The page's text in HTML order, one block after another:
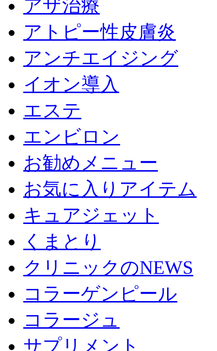
アザ治療
アトピー性皮膚炎
アンチエイジング
イオン導入
エステ
エンビロン
お勧めメニュー
お気に入りアイテム
キュアジェット
くまとり
クリニックのNEWS
コラーゲンピール
コラージュ
サプリメント